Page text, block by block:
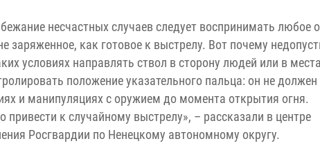
несчастных случаев следует воспринимать любое
заряженное, как готовое к выстрелу. Вот почему
условиях направлять ствол в сторону людей или в
положение указательного пальца: он не должен
и манипуляциях с оружием до момента открытия огня.
к случайному выстрелу», – рассказали в центре
Росгвардии по Ненецкому автономному округу.